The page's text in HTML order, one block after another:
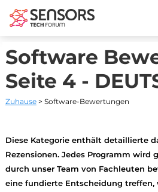
Software
Seite 4 -
Zuhause> Software-Bewertungen
Diese Kategorie enthält detaillierte
Rezensionen. Jedes Programm
durch unser Team von Fachleuten
eine fundierte Entscheidung treffen,